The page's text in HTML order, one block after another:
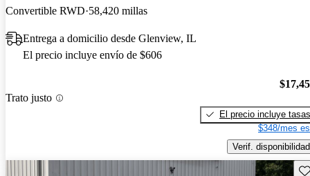
Convertible RWD 58,420 millas
Entrega a domicilio desde Glenview, IL
El precio incluye envío de $606
Trato justo
El precio incluye tasas
$348/mes
Verif. disponibilidad